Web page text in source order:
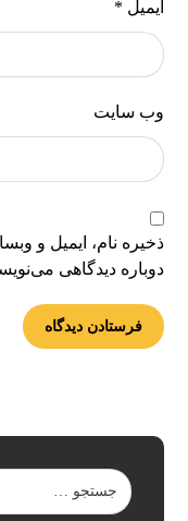
ایمیل *
وب‌ سایت
ذخیره نام، ایمیل و
دوباره دیدگاهی